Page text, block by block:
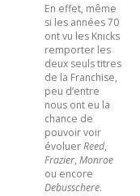
En effet, même
si les années 70
ont vu les Knicks
remporter les
deux seuls titres
de la Franchise,
peu d’entre
nous ont eu la
chance de
pouvoir voir
évoluerReed,
Frazier, Monroe
ou encore
Debusschere.